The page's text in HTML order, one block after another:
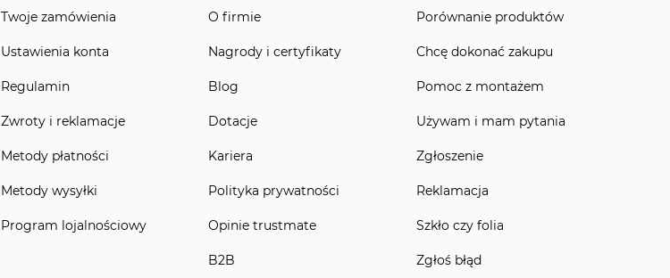
Twoje zamówienia
Ustawienia konta
Regulamin
Zwroty i reklamacje
Metody płatności
Metody wysyłki
Program lojalnościowy
O firmie
Nagrody i certyfikaty
Blog
Dotacje
Kariera
Polityka prywatności
Opinie trustmate
B2B
Porównanie produktów
Chcę dokonać zakupu
Pomoc z montażem
Używam i mam pytania
Zgłoszenie
Reklamacja
Szkło czy folia
Zgłoś błąd